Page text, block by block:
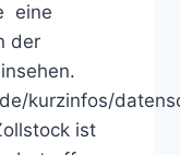
eine
der
kurzinfos/
ist